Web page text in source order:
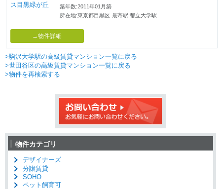
築年数:2011年01月築
所在地:東京都目黒区 最寄駅:都立大学駅
→物件詳細
>駒沢大学駅の高級賃貸マンション一覧に戻る
>世田谷区の高級賃貸マンション一覧に戻る
>物件を再検索する
物件カテゴリ
デザイナーズ
分譲賃貸
SOHO
ペット飼育可